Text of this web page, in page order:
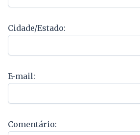
Cidade/Estado:
E-mail:
Comentário: